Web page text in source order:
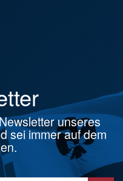
unseres
sei immer auf dem